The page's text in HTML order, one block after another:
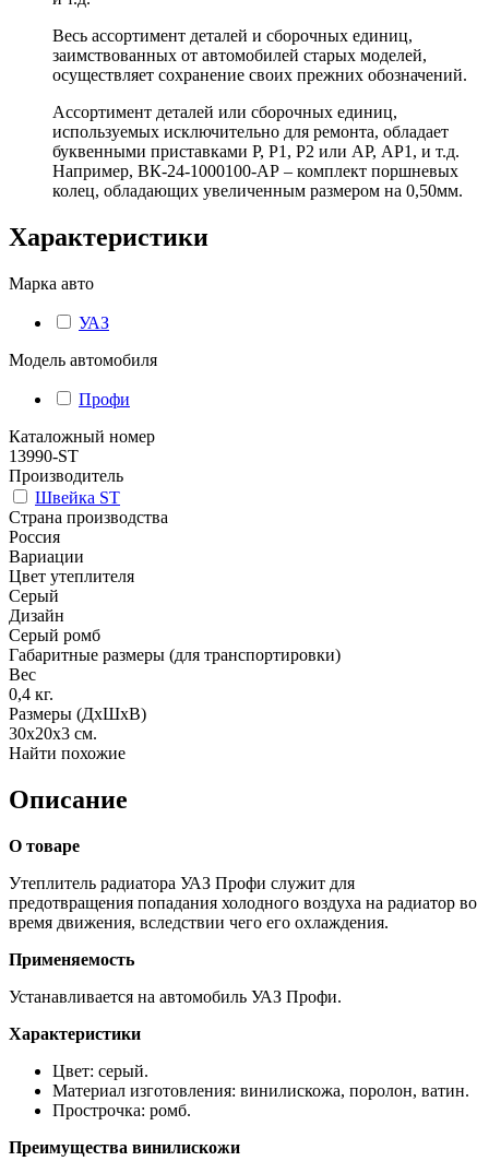
Весь ассортимент деталей и сборочных единиц,
заимствованных от автомобилей старых моделей,
осуществляет сохранение своих прежних обозначений.
Ассортимент деталей или сборочных единиц,
используемых исключительно для ремонта, обладает
буквенными приставками Р, Р1, Р2 или АР, АР1, и т.д.
Например, ВК-24-1000100-АР – комплект поршневых
колец, обладающих увеличенным размером на 0,50мм.
Характеристики
Марка авто
УАЗ
Модель автомобиля
Профи
Каталожный номер
13990-ST
Производитель
Швейка ST
Страна производства
Россия
Вариации
Цвет утеплителя
Серый
Дизайн
Серый ромб
Габаритные размеры (для транспортировки)
Вес
0,4 кг.
Размеры (ДхШхВ)
30x20x3 см.
Найти похожие
Описание
О товаре
Утеплитель радиатора УАЗ Профи cлужит для
предотвращения попадания холодного воздуха на радиатор во
время движения, вследствии чего его охлаждения.
Применяемость
Устанавливается на автомобиль УАЗ Профи.
Характеристики
Цвет: серый.
Материал изготовления: винилискожа, поролон, ватин.
Прострочка: ромб.
Преимущества винилискожи